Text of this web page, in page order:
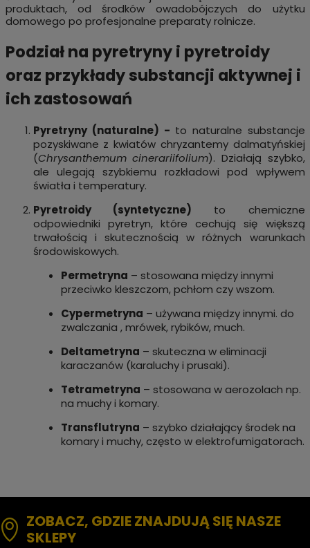
produktach, od środków owadobójczych do użytku
domowego po profesjonalne preparaty rolnicze.
Podział na pyretryny i pyretroidy
oraz przykłady substancji aktywnej i
ich zastosowań
Pyretryny (naturalne) - to naturalne substancje
pozyskiwane z kwiatów chryzantemy dalmatyńskiej
(Chrysanthemum cinerariifolium). Działają szybko,
ale ulegają szybkiemu rozkładowi pod wpływem
światła i temperatury.
Pyretroidy (syntetyczne) to chemiczne
odpowiedniki pyretryn, które cechują się większą
trwałością i skutecznością w różnych warunkach
środowiskowych.
Permetryna – stosowana między innymi
przeciwko kleszczom, pchłom czy wszom.
Cypermetryna – używana między innymi. do
zwalczania , mrówek, rybików, much.
Deltametryna – skuteczna w eliminacji
karaczanów (karaluchy i prusaki).
Tetrametryna – stosowana w aerozolach np.
na muchy i komary.
Transflutryna – szybko działający środek na
komary i muchy, często w elektrofumigatorach.
ZOBACZ, GDZIE ZNAJDUJĄ SIĘ NASZE
SKLEPY